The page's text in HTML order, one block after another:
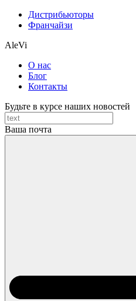
Дистрибьюторы
Франчайзи
AleVi
О нас
Блог
Контакты
Будьте в курсе наших новостей
Ваша почта